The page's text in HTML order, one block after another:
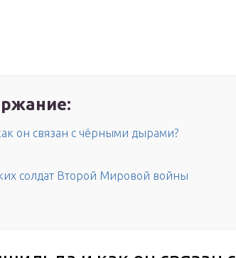
он связан с чёрными дырами?
солдат Второй Мировой войны